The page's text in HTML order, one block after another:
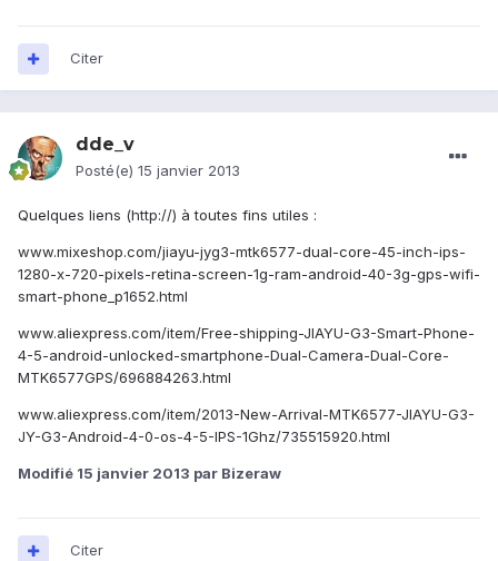
Citer
dde_v
Posté(e) 15 janvier 2013
Quelques liens (http://) à toutes fins utiles :
www.mixeshop.com/jiayu-jyg3-mtk6577-dual-core-45-inch-ips-
1280-x-720-pixels-retina-screen-1g-ram-android-40-3g-gps-wifi-
smart-phone_p1652.html
www.aliexpress.com/item/Free-shipping-JIAYU-G3-Smart-Phone-
4-5-android-unlocked-smartphone-Dual-Camera-Dual-Core-
MTK6577GPS/696884263.html
www.aliexpress.com/item/2013-New-Arrival-MTK6577-JIAYU-G3-
JY-G3-Android-4-0-os-4-5-IPS-1Ghz/735515920.html
Modifié 15 janvier 2013 par Bizeraw
Citer